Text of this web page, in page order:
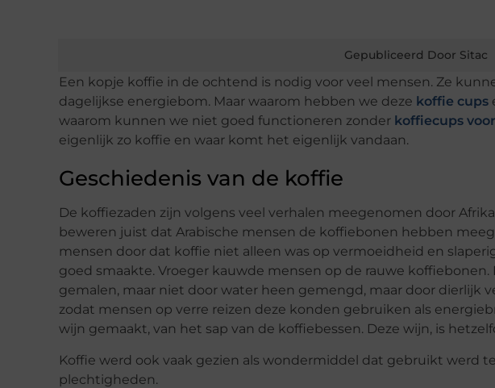
Gepubliceerd Door Sitac
Een kopje koffie in de ochtend is nodig voor veel mensen. Ze
dagelijkse energiebom. Maar waarom hebben we deze koffie cups
waarom kunnen we niet goed functioneren zonder koffiecups
eigenlijk zo koffie en waar komt het eigenlijk vandaan.
Geschiedenis van de koffie
De koffiezaden zijn volgens veel verhalen meegenomen door
beweren juist dat Arabische mensen de koffiebonen hebben
mensen door dat koffie niet alleen was op vermoeidheid en
goed smaakte. Vroeger kauwde mensen op de rauwe
gemalen, maar niet door water heen gemengd, maar door dierlijk
zodat mensen op verre reizen deze konden gebruiken als
wijn gemaakt, van het sap van de koffiebessen. Deze wijn, is
Koffie werd ook vaak gezien als wondermiddel dat gebruikt werd
plechtigheden.